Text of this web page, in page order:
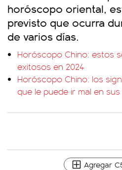
horóscopo oriental,
previsto que ocurra
de varios días.
Horóscopo Chino: estos
exitosos en 2024
Horóscopo Chino: los
que le puede ir mal en
Agregar